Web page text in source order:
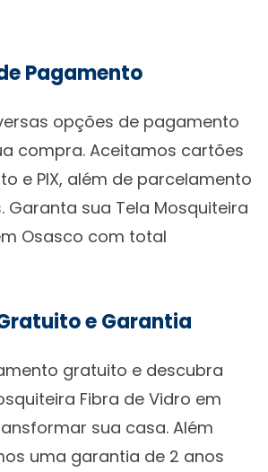
Pagamento
opções de pagamento
compra. Aceitamos cartões
e PIX, além de parcelamento
Garanta sua Tela Mosquiteira
Osasco com total
e Garantia
gratuito e descubra
Fibra de Vidro em
sua casa. Além
uma garantia de 2 anos